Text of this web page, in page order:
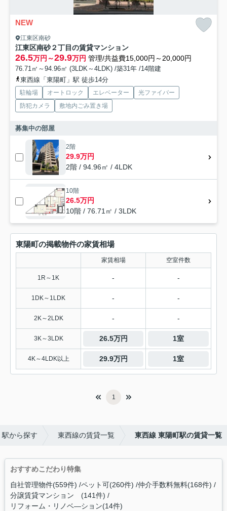
NEW
江東区南砂
江東区南砂２丁目の賃貸マンション
26.5万円～29.9万円 管理/共益費15,000円～20,000円
76.71㎡～94.96㎡ (3LDK～4LDK) /築31年 /14階建
東西線「東陽町」駅 徒歩14分
駐輪場 オートロック エレベーター
光ファイバー
防犯カメラ
敷地内ごみ置き場
募集中の部屋
2階
29.9万円
2階 / 94.96㎡ / 4LDK
10階
26.5万円
10階 / 76.71㎡ / 3LDK
東陽町の掲載物件の家賃相場
家賃相場 空室件数
1R～1K - -
1DK～1LDK - -
2K～2LDK - -
3K～3LDK 26.5万円 1室
4K～4LDK以上 29.9万円 1室
1
駅から探す 東西線の賃貸一覧 東西線 東陽町駅の賃貸一覧
おすすめこだわり特集
自社管理物件(559件) ペット可(260件) 仲介手数料無料(168件)
分譲賃貸マンション (141件)
リフォーム・リノベ―ション(14件)